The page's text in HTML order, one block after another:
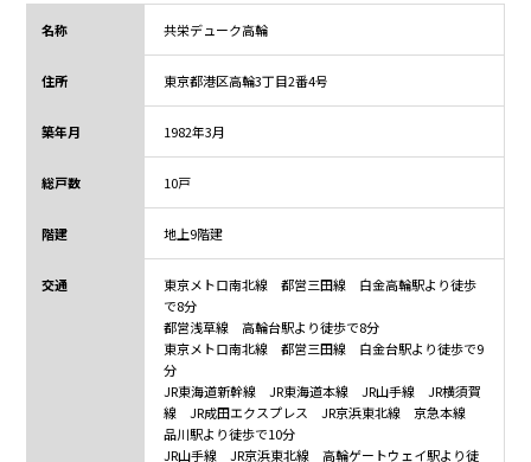
名称 共栄デューク高輪
住所 東京都港区高輪3丁目2番4号
築年月 1982年3月
総戸数 10戸
階建 地上9階建
交通
東京メトロ南北線 都営三田線 白金高輪駅より徒歩
で8分
都営浅草線 高輪台駅より徒歩で8分
東京メトロ南北線 都営三田線 白金台駅より徒歩で9
分
JR東海道新幹線 JR東海道本線 JR山手線 JR横須賀
線 JR成田エクスプレス JR京浜東北線 京急本線
品川駅より徒歩で10分
JR山手線 JR京浜東北線 高輪ゲートウェイ駅より徒